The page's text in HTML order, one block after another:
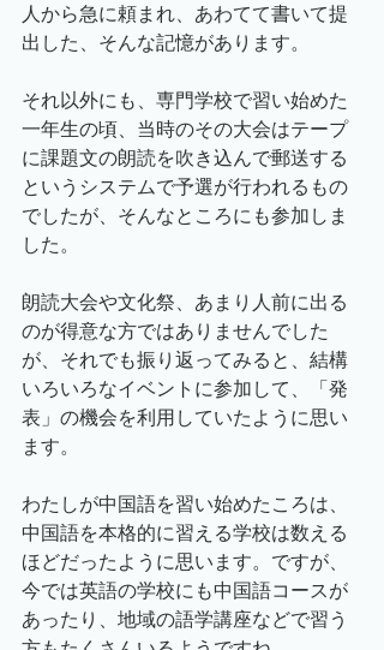
人から急に頼まれ、あわてて書いて提
出した、そんな記憶があります。
それ以外にも、専門学校で習い始めた
一年生の頃、当時のその大会はテープ
に課題文の朗読を吹き込んで郵送する
というシステムで予選が行われるもの
でしたが、そんなところにも参加しま
した。
朗読大会や文化祭、あまり人前に出る
のが得意な方ではありませんでした
が、それでも振り返ってみると、結構
いろいろなイベントに参加して、「発
表」の機会を利用していたように思い
ます。
わたしが中国語を習い始めたころは、
中国語を本格的に習える学校は数える
ほどだったように思います。ですが、
今では英語の学校にも中国語コースが
あったり、地域の語学講座などで習う